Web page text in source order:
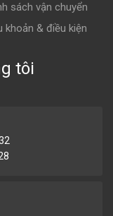
sách vận chuyển
khoản & điều kiện
tôi